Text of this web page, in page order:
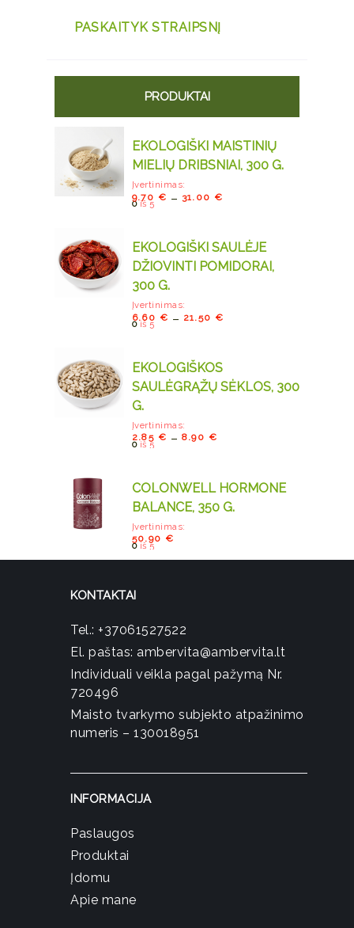
PASKAITYK STRAIPSNĮ
PRODUKTAI
EKOLOGIŠKI MAISTINIŲ
MIELIŲ DRIBSNIAI, 300 G.
Įvertinimas:
0iš 5
9.70 € – 31.00 €
EKOLOGIŠKI SAULĖJE
DŽIOVINTI POMIDORAI,
300 G.
Įvertinimas:
0iš 5
6.60 € – 21.50 €
EKOLOGIŠKOS
SAULĖGRĄŽŲ SĖKLOS, 300
G.
Įvertinimas:
0iš 5
2.85 € – 8.90 €
COLONWELL HORMONE
BALANCE, 350 G.
Įvertinimas:
0iš 5
50.90 €
KONTAKTAI
Tel.: +37061527522
El. paštas: ambervita@ambervita.lt
Individuali veikla pagal pažymą Nr.
720496
Maisto tvarkymo subjekto atpažinimo
numeris – 130018951
INFORMACIJA
Paslaugos
Produktai
Įdomu
Apie mane